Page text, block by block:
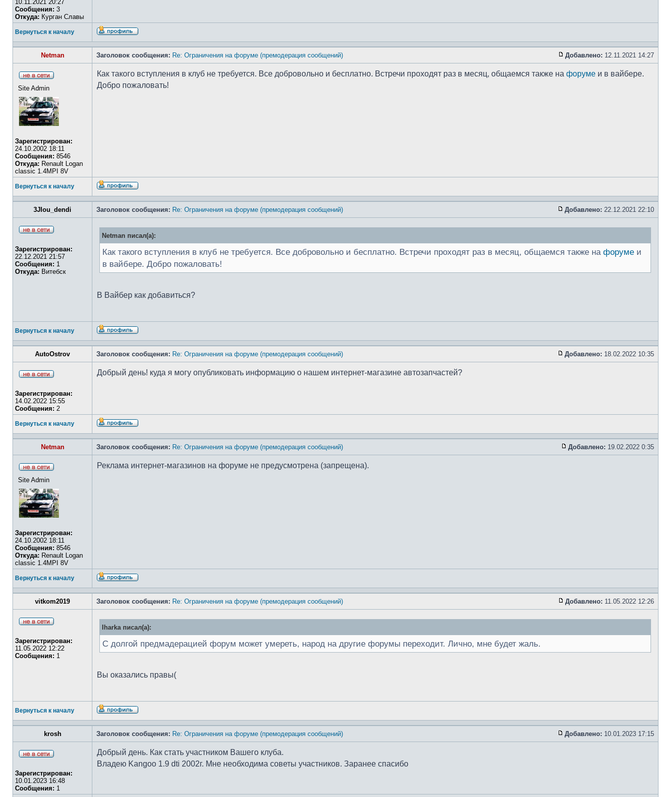
10.11.2021 20:27
Сообщения: 3
Откуда: Курган Славы
Вернуться к началу
Netman Заголовок сообщения: Re: Ограничения на форуме (премодерация сообщений) Добавлено: 12.11.2021 14:27
Site Admin
Зарегистрирован:
24.10.2002 18:11
Сообщения: 8546
Откуда: Renault Logan
classic 1.4MPI 8V
Как такого вступления в клуб не требуется. Все добровольно и бесплатно. Встречи проходят раз в месяц, общаемся также на форуме и в вайбере.
Добро пожаловать!
Вернуться к началу
3JIou_dendi Заголовок сообщения: Re: Ограничения на форуме (премодерация сообщений) Добавлено: 22.12.2021 22:10
Зарегистрирован:
22.12.2021 21:57
Сообщения: 1
Откуда: Витебск
Netman писал(а):
Как такого вступления в клуб не требуется. Все добровольно и бесплатно. Встречи проходят раз в месяц, общаемся также на форуме и
в вайбере. Добро пожаловать!
В Вайбер как добавиться?
Вернуться к началу
AutoOstrov Заголовок сообщения: Re: Ограничения на форуме (премодерация сообщений) Добавлено: 18.02.2022 10:35
Зарегистрирован:
14.02.2022 15:55
Сообщения: 2
Добрый день! куда я могу опубликовать информацию о нашем интернет-магазине автозапчастей?
Вернуться к началу
Netman Заголовок сообщения: Re: Ограничения на форуме (премодерация сообщений) Добавлено: 19.02.2022 0:35
Site Admin
Зарегистрирован:
24.10.2002 18:11
Сообщения: 8546
Откуда: Renault Logan
classic 1.4MPI 8V
Реклама интернет-магазинов на форуме не предусмотрена (запрещена).
Вернуться к началу
vitkom2019 Заголовок сообщения: Re: Ограничения на форуме (премодерация сообщений) Добавлено: 11.05.2022 12:26
Зарегистрирован:
11.05.2022 12:22
Сообщения: 1
Iharka писал(а):
С долгой предмадерацией форум может умереть, народ на другие форумы переходит. Лично, мне будет жаль.
Вы оказались правы(
Вернуться к началу
krosh Заголовок сообщения: Re: Ограничения на форуме (премодерация сообщений) Добавлено: 10.01.2023 17:15
Зарегистрирован:
10.01.2023 16:48
Сообщения: 1
Добрый день. Как стать участником Вашего клуба.
Владею Kangoo 1.9 dti 2002г. Мне необходима советы участников. Заранее спасибо